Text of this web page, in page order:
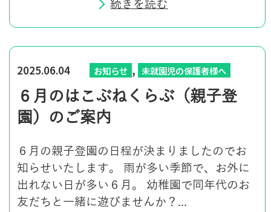
続きを読む
2025.06.04 お知らせ , 未就園児の保護者様へ
６月のはこぶねくらぶ（親子登
園）のご案内
６月の親子登園の日程が決まりましたのでお
知らせいたします。 雨が多い季節で、お外に
出れない日が多い６月。 幼稚園で同年代のお
友だちと一緒に遊びませんか？...